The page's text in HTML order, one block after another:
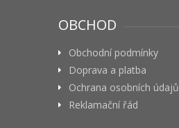
OBCHOD
Obchodní podmínky
Doprava a platba
Ochrana osobních údajů
Reklamační řád